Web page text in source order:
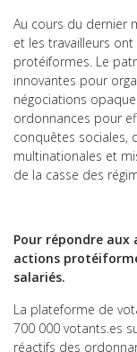
Au cours du dernier
et les travailleurs
protéiformes. Le
innovantes pour
négociations
ordonnances pour
conquêtes sociales,
multinationales et
de la casse des
Pour répondre aux
actions
salariés.
La plateforme de
700 000 votants.es
réactifs des